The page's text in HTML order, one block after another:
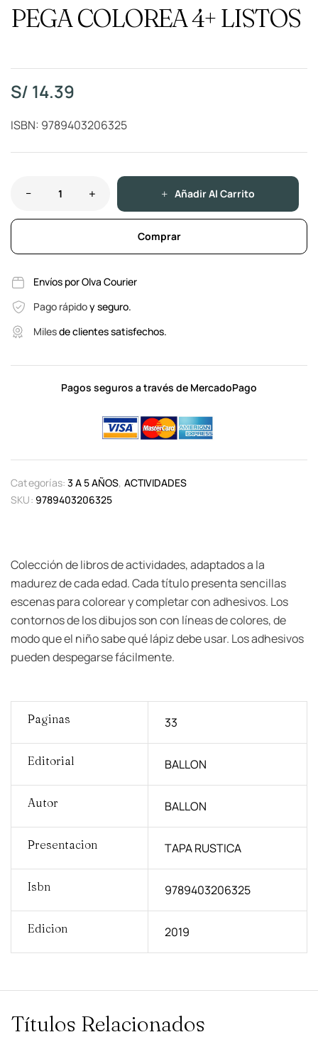
PEGA COLOREA 4+ LISTOS
S/ 14.39
ISBN: 9789403206325
Añadir Al Carrito
Comprar
Envíos por Olva Courier
Pago rápidoy seguro.
Milesde clientes satisfechos.
Pagos seguros a través de MercadoPago
Categorías: 3 A 5 AÑOS, ACTIVIDADES
SKU: 9789403206325
Colección de libros de actividades, adaptados a la
madurez de cada edad. Cada título presenta sencillas
escenas para colorear y completar con adhesivos. Los
contornos de los dibujos son con líneas de colores, de
modo que el niño sabe qué lápiz debe usar. Los adhesivos
pueden despegarse fácilmente.
Paginas 33
Editorial BALLON
Autor BALLON
Presentacion TAPA RUSTICA
Isbn 9789403206325
Edicion 2019
Títulos Relacionados